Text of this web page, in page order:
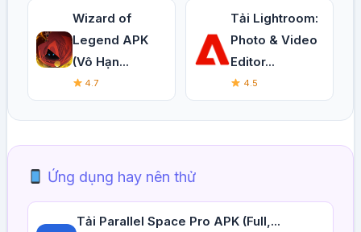
Wizard of
Legend APK
(Vô Hạn...
4.7
Tải Lightroom:
Photo & Video
Editor...
4.5
Ứng dụng hay nên thử
Tải Parallel Space Pro APK (Full,...